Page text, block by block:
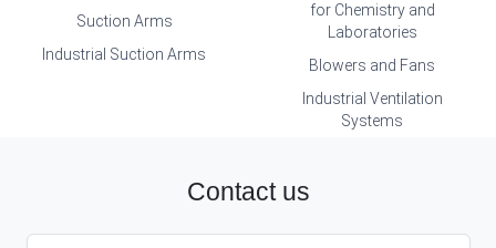
Suction Arms
Industrial Suction Arms
for Chemistry and
Laboratories
Blowers and Fans
Industrial Ventilation
Systems
Contact us